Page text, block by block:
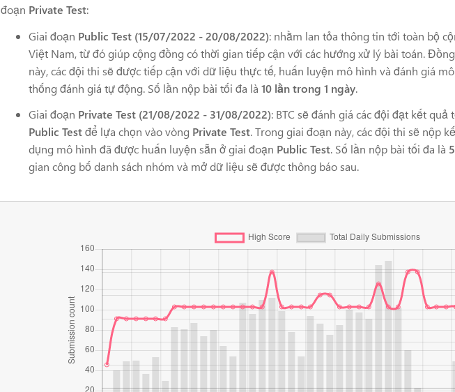
đoạn Private Test:
Giai đoạn Public Test (15/07/2022 - 20/08/2022): nhằm lan tỏa thông tin tới toàn bộ
Việt Nam, từ đó giúp cộng đồng có thời gian tiếp cận với các hướng xử lý bài toán.
này, các đội thi sẽ được tiếp cận với dữ liệu thực tế, huấn luyện mô hình và đánh giá
thống đánh giá tự động. Số lần nộp bài tối đa là 10 lần trong 1 ngày.
Giai đoạn Private Test (21/08/2022 - 31/08/2022): BTC sẽ đánh giá các đội đạt kết
Public Testđể lựa chọn vào vòng Private Test. Trong giai đoạn này, các đội thi sẽ nộp
dụng mô hình đã được huấn luyện sẵn ở giai đoạn Public Test. Số lần nộp bài tối đa là
gian công bố danh sách nhóm và mở dữ liệu sẽ được thông báo sau.